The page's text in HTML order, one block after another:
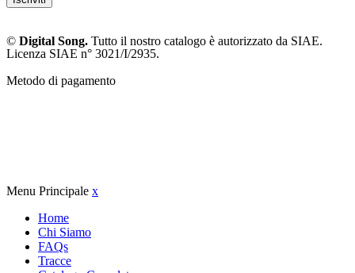
© Digital Song. Tutto il nostro catalogo è autorizzato da SIAE.
Licenza SIAE n° 3021/I/2935.
Metodo di pagamento
Menu Principale x
Home
Chi Siamo
FAQs
Tracce